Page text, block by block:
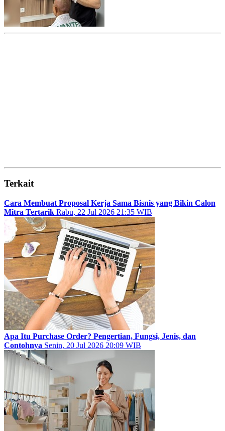
Terkait
Cara Membuat Proposal Kerja Sama Bisnis yang Bikin Calon
Mitra Tertarik Rabu, 22 Jul 2026 21:35 WIB
Apa Itu Purchase Order? Pengertian, Fungsi, Jenis, dan
Contohnya Senin, 20 Jul 2026 20:09 WIB